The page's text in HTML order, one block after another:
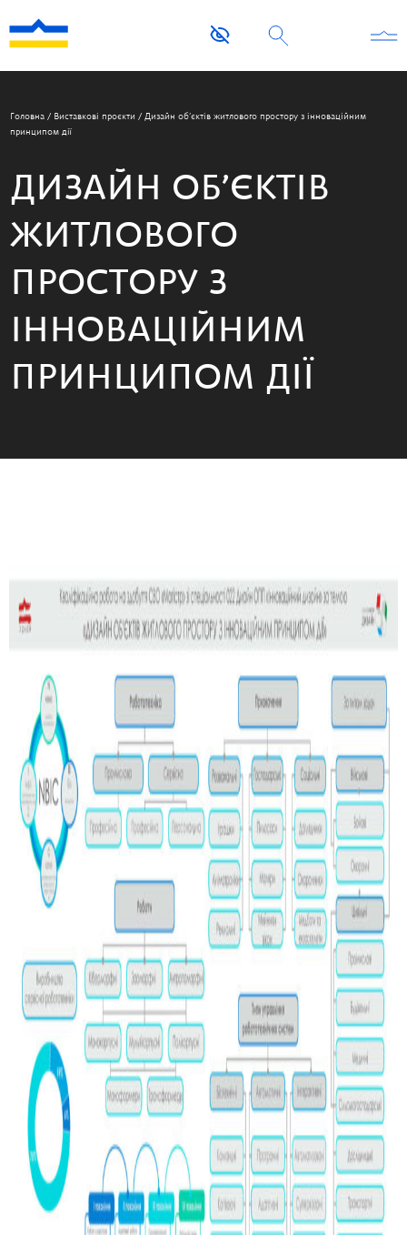
Головна / Виставкові проєкти / Дизайн об’єктів житлового простору з інноваційним
принципом дії
ДИЗАЙН ОБ’ЄКТІВ
ЖИТЛОВОГО
ПРОСТОРУ З
ІННОВАЦІЙНИМ
ПРИНЦИПОМ ДІЇ